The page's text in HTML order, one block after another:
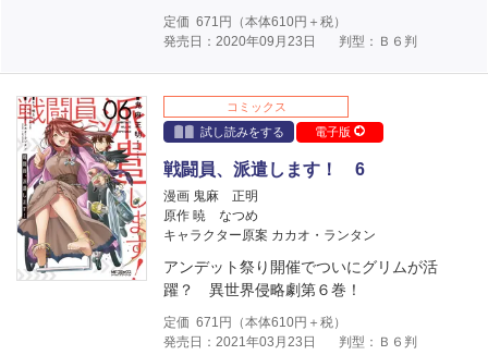
定価 671 円（本体610円＋税）
発売日：2020年09月23日
判型：Ｂ６判
コミックス
試し読みをする
電子版
戦闘員、派遣します！ 6
漫画 鬼麻 正明
原作 暁 なつめ
キャラクター原案 カカオ・ランタン
アンデット祭り開催でついにグリムが活
躍？ 異世界侵略劇第６巻！
定価 671 円（本体610円＋税）
発売日：2021年03月23日
判型：Ｂ６判